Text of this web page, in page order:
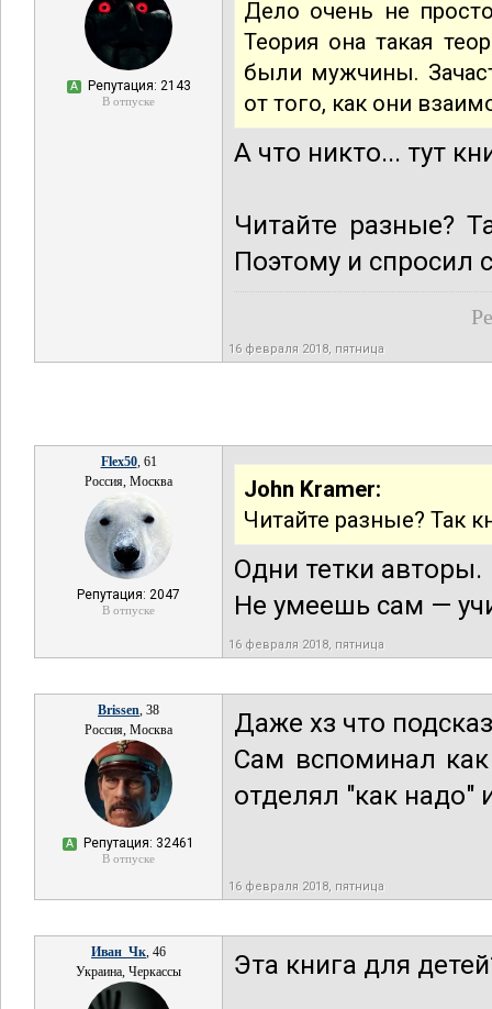
А Репутация: 2143
В отпуске
Дело очень не
Теория она такая
были мужчины.
от того, как они
А что никто... тут
Читайте разные?
Поэтому и спросил
16 февраля 2018, пятница
Flex50, 61
Россия, Москва
Репутация: 2047
В отпуске
John Kramer:
Читайте разные? Так
Одни тетки авторы.
Не умеешь сам —
16 февраля 2018, пятница
Brissen, 38
Россия, Москва
А Репутация: 32461
В отпуске
Даже хз что
Сам вспоминал
отделял "как надо"
16 февраля 2018, пятница
Иван_Чк, 46
Украина, Черкассы
Эта книга для